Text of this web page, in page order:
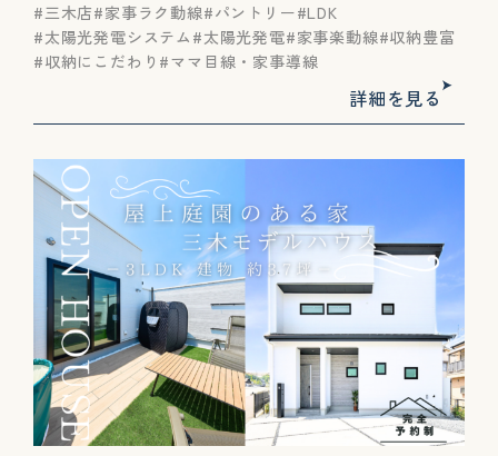
三木店 家事ラク動線 パントリー LDK
太陽光発電システム
太陽光発電 家事楽動線 収納豊富
収納にこだわり
ママ目線・家事導線
詳細を見る